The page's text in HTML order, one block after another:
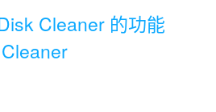
Cleaner 的功能